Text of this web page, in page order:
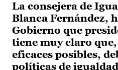
La consejera de
Blanca Fernández,
Gobierno que
tiene muy claro
eficaces posibles,
políticas de